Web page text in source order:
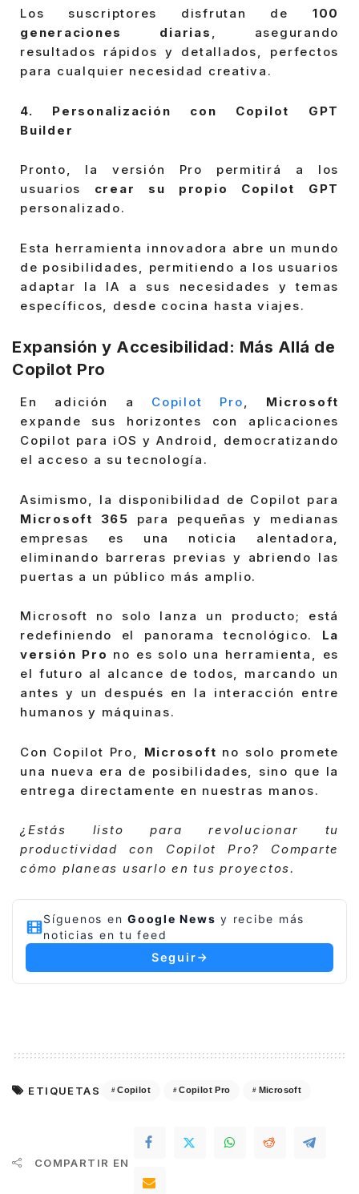
Los suscriptores disfrutan de 100
generaciones diarias , asegurando
resultados rápidos y detallados, perfectos
para cualquier necesidad creativa.
4. Personalización con Copilot GPT
Builder
Pronto, la versión Pro permitirá a los
usuarios crear su propio Copilot GPT
personalizado.
Esta herramienta innovadora abre un mundo
de posibilidades, permitiendo a los usuarios
adaptar la IA a sus necesidades y temas
específicos, desde cocina hasta viajes.
Expansión y Accesibilidad: Más Allá de
Copilot Pro
En adición a Copilot Pro, Microsoft
expande sus horizontes con aplicaciones
Copilot para iOS y Android, democratizando
el acceso a su tecnología.
Asimismo, la disponibilidad de Copilot para
Microsoft 365 para pequeñas y medianas
empresas es una noticia alentadora,
eliminando barreras previas y abriendo las
puertas a un público más amplio.
Microsoft no solo lanza un producto; está
redefiniendo el panorama tecnológico. La
versión Pro no es solo una herramienta, es
el futuro al alcance de todos, marcando un
antes y un después en la interacción entre
humanos y máquinas.
Con Copilot Pro, Microsoft no solo promete
una nueva era de posibilidades, sino que la
entrega directamente en nuestras manos.
¿Estás listo para revolucionar tu
productividad con Copilot Pro? Comparte
cómo planeas usarlo en tus proyectos.
Síguenos en Google News y recibe más
noticias en tu feed
Seguir
ETIQUETAS Copilot Copilot Pro Microsoft
COMPARTIR EN